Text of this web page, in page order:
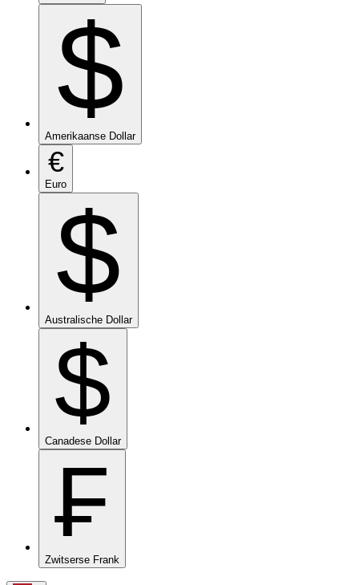
$
Amerikaanse Dollar
€
Euro
$
Australische Dollar
$
Canadese Dollar
₣
Zwitserse Frank